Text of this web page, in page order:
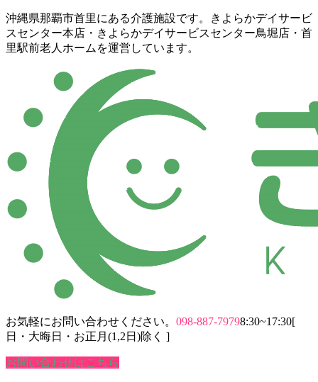
コ
ン
テ
ナ
ビ
ゲ
動
沖縄県那覇市首里にある介護施設です。きよらかデイサービ
スセンター本店・きよらかデイサービスセンター鳥堀店・首
里駅前老人ホームを運営しています。
お気軽にお問い合わせください。 098-887-79798:30~17:30[
日・大晦日・お正月(1,2日)除く ]
お問い合わせはこちら